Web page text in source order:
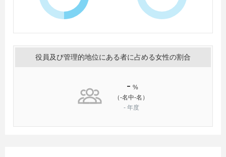
役員及び管理的地位にある者に占める女性の割合
- %
（-名中-名）
- 年度